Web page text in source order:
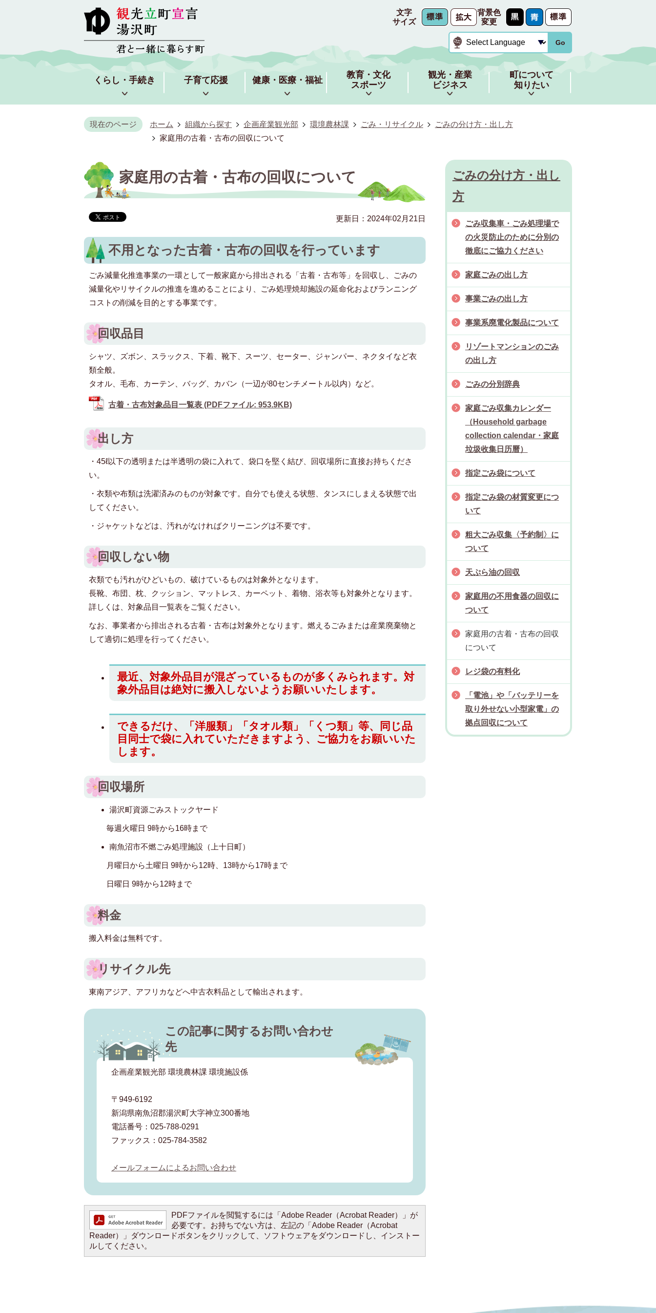
文字
サイズ
背景色
変更
Go
くらし・手続き 子育て応援 健康・医療・福祉
教育・文化
スポーツ
観光・産業
ビジネス
町について
知りたい
現在のページ ホーム 組織から探す 企画産業観光部 環境農林課 ごみ・リサイクル
ごみの分け方・出し方
家庭用の古着・古布の回収について
家庭用の古着・古布の回収について
更新日：2024年02月21日
不用となった古着・古布の回収を行っています
ごみ減量化推進事業の一環として一般家庭から排出される「古着・古布等」を回収し、ごみの
減量化やリサイクルの推進を進めることにより、ごみ処理焼却施設の延命化およびランニング
コストの削減を目的とする事業です。
回収品目
シャツ、ズボン、スラックス、下着、靴下、スーツ、セーター、ジャンパー、ネクタイなど衣
類全般。
タオル、毛布、カーテン、バッグ、カバン（一辺が80センチメートル以内）など。
古着・古布対象品目一覧表 (PDFファイル: 953.9KB)
出し方
・45ℓ以下の透明または半透明の袋に入れて、袋口を堅く結び、回収場所に直接お持ちくださ
い。
・衣類や布類は洗濯済みのものが対象です。自分でも使える状態、タンスにしまえる状態で出
してください。
・ジャケットなどは、汚れがなければクリーニングは不要です。
回収しない物
衣類でも汚れがひどいもの、破けているものは対象外となります。
長靴、布団、枕、クッション、マットレス、カーペット、着物、浴衣等も対象外となります。
詳しくは、対象品目一覧表をご覧ください。
なお、事業者から排出される古着・古布は対象外となります。燃えるごみまたは産業廃棄物と
して適切に処理を行ってください。
最近、対象外品目が混ざっているものが多くみられます。対
象外品目は絶対に搬入しないようお願いいたします。
できるだけ、「洋服類」「タオル類」「くつ類」等、同じ品
目同士で袋に入れていただきますよう、ご協力をお願いいた
します。
回収場所
湯沢町資源ごみストックヤード
毎週火曜日 9時から16時まで
南魚沼市不燃ごみ処理施設（上十日町）
月曜日から土曜日 9時から12時、13時から17時まで
日曜日 9時から12時まで
料金
搬入料金は無料です。
リサイクル先
東南アジア、アフリカなどへ中古衣料品として輸出されます。
この記事に関するお問い合わせ
先
企画産業観光部 環境農林課 環境施設係
〒949-6192
新潟県南魚沼郡湯沢町大字神立300番地
電話番号：025-788-0291
ファックス：025-784-3582
メールフォームによるお問い合わせ
PDFファイルを閲覧するには「Adobe Reader（Acrobat Reader）」が
必要です。お持ちでない方は、左記の「Adobe Reader（Acrobat
Reader）」ダウンロードボタンをクリックして、ソフトウェアをダウンロードし、インストー
ルしてください。
ごみの分け方・出し
方
ごみ収集車・ごみ処理場で
の火災防止のために分別の
徹底にご協力ください
家庭ごみの出し方
事業ごみの出し方
事業系廃電化製品について
リゾートマンションのごみ
の出し方
ごみの分別辞典
家庭ごみ収集カレンダー
（Household garbage
collection calendar・家庭
垃圾收集日历曆）
指定ごみ袋について
指定ごみ袋の材質変更につ
いて
粗大ごみ収集〈予約制〉に
ついて
天ぷら油の回収
家庭用の不用食器の回収に
ついて
家庭用の古着・古布の回収
について
レジ袋の有料化
「電池」や「バッテリーを
取り外せない小型家電」の
拠点回収について